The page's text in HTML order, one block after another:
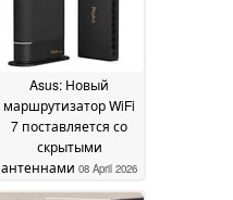
Asus: Новый
маршрутизатор WiFi
7 поставляется со
скрытыми
антеннами 08 April 2026